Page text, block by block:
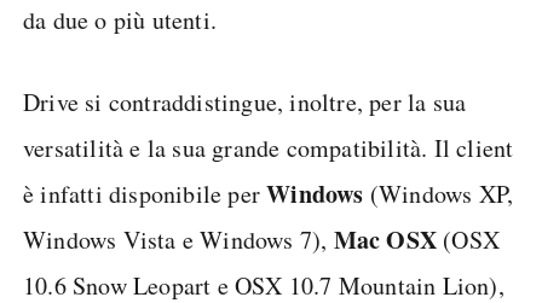
da due o più utenti.
Drive si contraddistingue, inoltre, per la sua
versatilità e la sua grande compatibilità. Il client
è infatti disponibile perWindows (Windows XP,
Windows Vista e Windows 7), Mac OSX (OSX
10.6 Snow Leopart e OSX 10.7 Mountain Lion),